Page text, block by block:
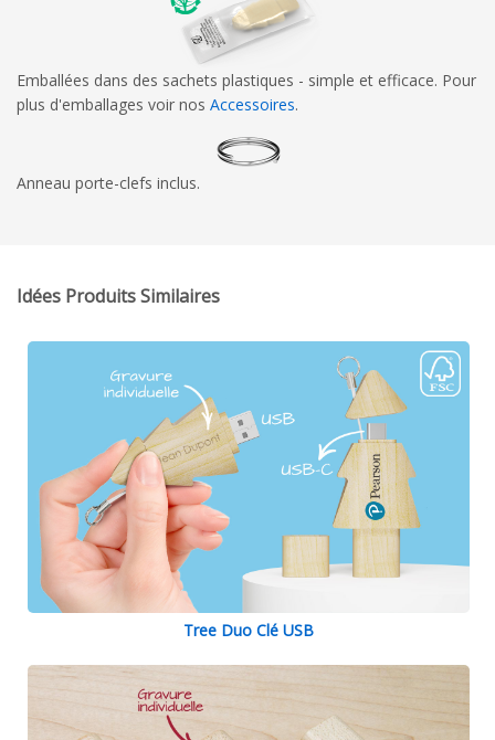
Emballées dans des sachets plastiques - simple et efficace. Pour
plus d'emballages voir nos Accessoires.
Anneau porte-clefs inclus.
Idées Produits Similaires
Tree Duo Clé USB